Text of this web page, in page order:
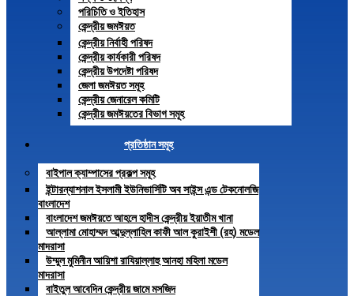
পরিচিতি ও ইতিহাস
কেন্দ্রীয় জমঈয়ত
কেন্দ্রীয় নির্বাহী পরিষদ
কেন্দ্রীয় কার্যকারী পরিষদ
কেন্দ্রীয় উপদেষ্টা পরিষদ
জেলা জমঈয়ত সমূহ
কেন্দ্রীয় জেনারেল কমিটি
কেন্দ্রীয় জমঈয়তের বিভাগ সমূহ
প্রতিষ্ঠান সমূহ
বাইপাল ক্যাম্পাসের প্রকল্প সমূহ
ইন্টারন্যাশনাল ইসলামী ইউনিভার্সিটি অব সাইন্স এন্ড টেকনোলজি
বাংলাদেশ
বাংলাদেশ জমঈয়তে আহলে হাদীস কেন্দ্রীয় ইয়াতীম খানা
আল্লামা মোহাম্মদ আব্দুল্লাহিল কাফী আল কুরাইশী (রহ) মডেল
মাদরাসা
উম্মুল মুমিনীন আয়িশা রাযিয়াল্লাহু আনহা মহিলা মডেল
মাদরাসা
বাইতুল আবেদিন কেন্দ্রীয় জামে মসজিদ